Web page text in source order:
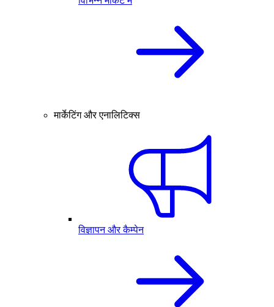
मार्केटिंग और एनालिटिक्स
विज्ञापन और कैम्पेन